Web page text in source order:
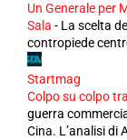
Un Generale per
Sala - La scelta
contropiede
Startmag
Colpo su colpo
guerra
Cina. L’analisi di